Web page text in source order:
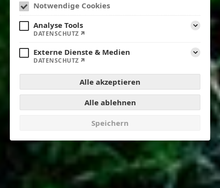
Notwendige Cookies
Analyse Tools
DATENSCHUTZ
Externe Dienste & Medien
DATENSCHUTZ
Alle akzeptieren
Alle ablehnen
Speichern